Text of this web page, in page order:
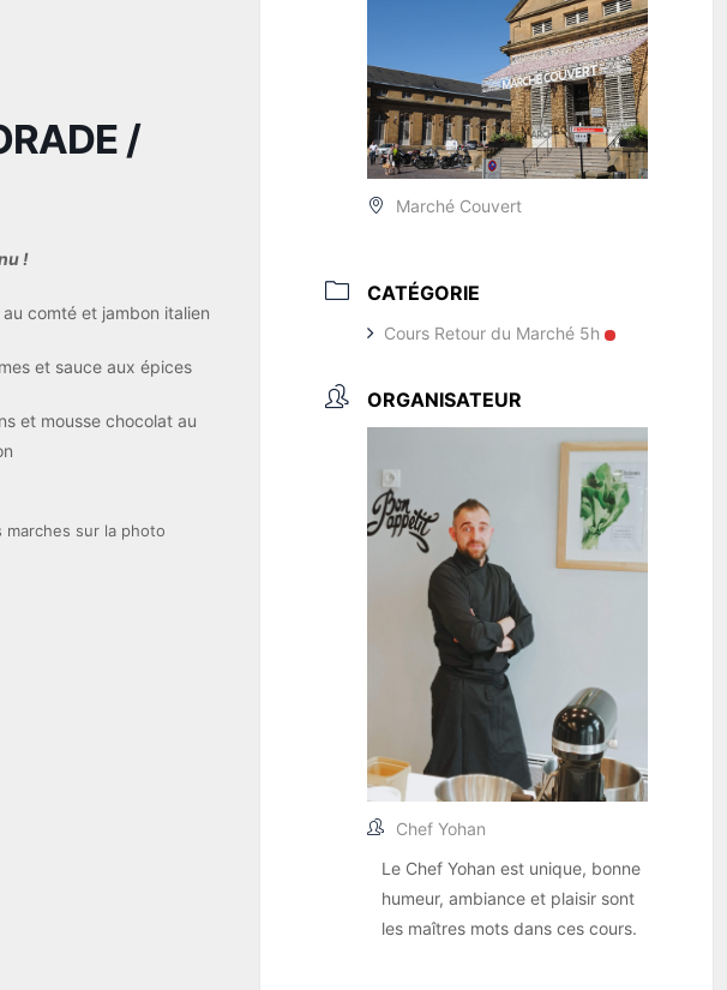
/
!
comté et jambon italien
et sauce aux épices
et mousse chocolat au
marches sur la photo
Marché Couvert
CATÉGORIE
Cours Retour du Marché 5h
ORGANISATEUR
Chef Yohan
Le Chef Yohan est unique, bonne
humeur, ambiance et plaisir sont
les maîtres mots dans ces cours.